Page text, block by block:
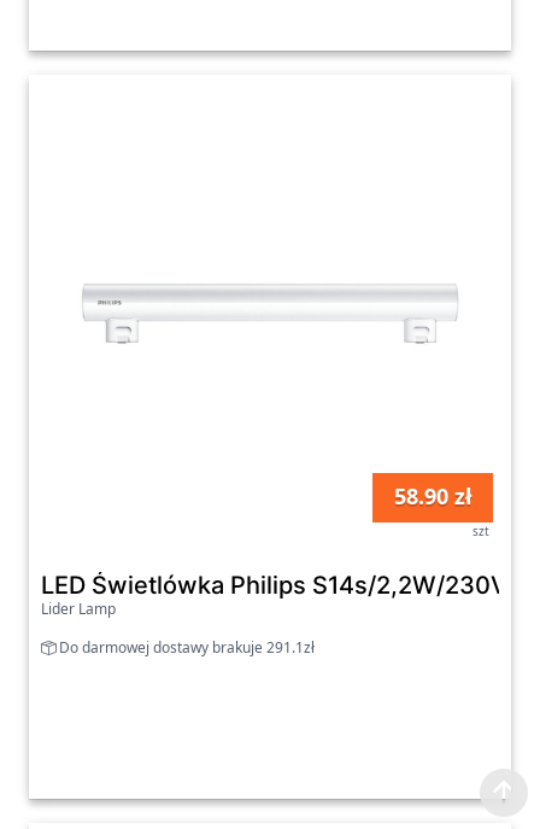
58.90 zł
szt
LED Świetlówka Philips S14s/2,2W/230V
Lider Lamp
Do darmowej dostawy brakuje 291.1zł